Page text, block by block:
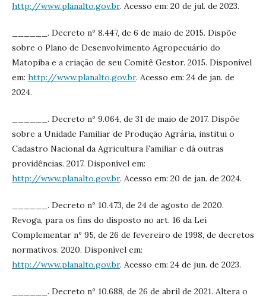
http://www.planalto.gov.br. Acesso em: 20 de jul. de 2023.
______. Decreto nº 8.447, de 6 de maio de 2015. Dispõe
sobre o Plano de Desenvolvimento Agropecuário do
Matopiba e a criação de seu Comitê Gestor. 2015. Disponível
em: http://www.planalto.gov.br. Acesso em: 24 de jan. de
2024.
______. Decreto nº 9.064, de 31 de maio de 2017. Dispõe
sobre a Unidade Familiar de Produção Agrária, institui o
Cadastro Nacional da Agricultura Familiar e dá outras
providências. 2017. Disponível em:
http://www.planalto.gov.br. Acesso em: 20 de jan. de 2024.
______. Decreto nº 10.473, de 24 de agosto de 2020.
Revoga, para os fins do disposto no art. 16 da Lei
Complementar nº 95, de 26 de fevereiro de 1998, de decretos
normativos. 2020. Disponível em:
http://www.planalto.gov.br. Acesso em: 24 de jun. de 2023.
______. Decreto nº 10.688, de 26 de abril de 2021. Altera o